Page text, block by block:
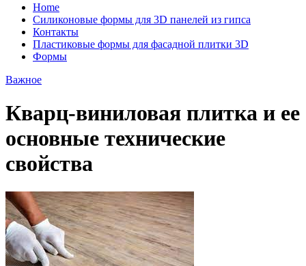
Home
Cиликоновые формы для 3D панелей из гипса
Контакты
Пластиковые формы для фасадной плитки 3D
Формы
Важное
Кварц-виниловая плитка и ее
основные технические
свойства